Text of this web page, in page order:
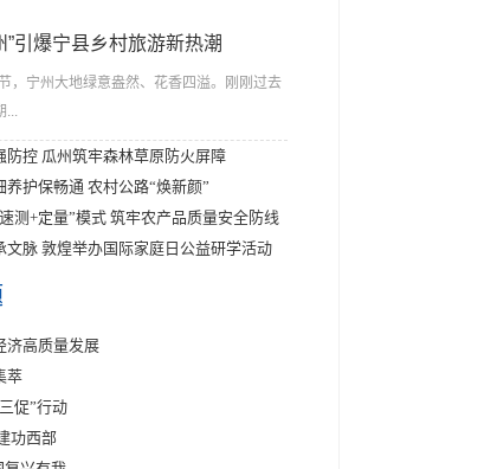
”引爆宁县乡村旅游新热潮
，宁州大地绿意盎然、花香四溢。刚刚过去
防控 瓜州筑牢森林草原防火屏障
养护保畅通 农村公路“焕新颜”
测+定量”模式 筑牢农产品质量安全防线
文脉 敦煌举办国际家庭日公益研学活动
济高质量发展
萃
促”行动
功西部